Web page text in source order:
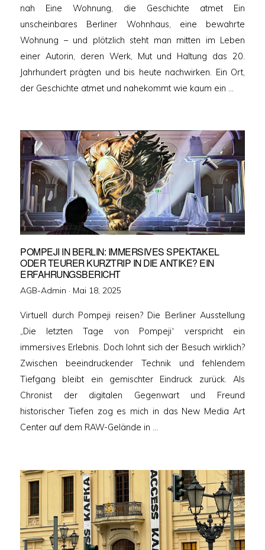
nah Eine Wohnung, die Geschichte atmet Ein
unscheinbares Berliner Wohnhaus, eine bewahrte
Wohnung – und plötzlich steht man mitten im Leben
einer Autorin, deren Werk, Mut und Haltung das 20.
Jahrhundert prägten und bis heute nachwirken. Ein Ort,
der Geschichte atmet und nahekommt wie kaum ein …
POMPEJI IN BERLIN: IMMERSIVES SPEKTAKEL
ODER TEURER KURZTRIP IN DIE ANTIKE? EIN
ERFAHRUNGSBERICHT
AGB-Admin · Veröffentlicht
Mai 18, 2025
Virtuell durch Pompeji reisen? Die Berliner Ausstellung
„Die letzten Tage von Pompeji“ verspricht ein
immersives Erlebnis. Doch lohnt sich der Besuch wirklich?
Zwischen beeindruckender Technik und fehlendem
Tiefgang bleibt ein gemischter Eindruck zurück. Als
Chronist der digitalen Gegenwart und Freund
historischer Tiefen zog es mich in das New Media Art
Center auf dem RAW-Gelände in …